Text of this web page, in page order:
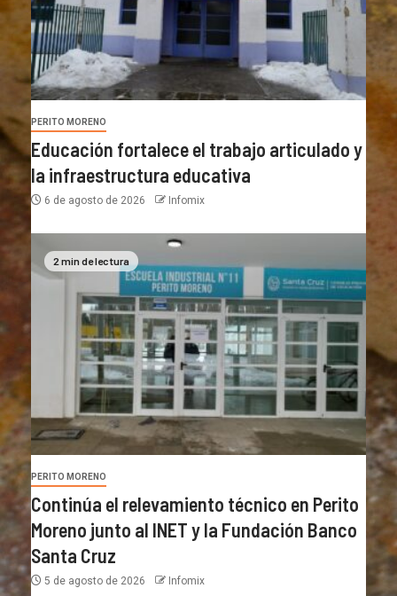
PERITO MORENO
Educación fortalece el trabajo articulado y
la infraestructura educativa
6 de agosto de 2026 Infomix
2 min de lectura
PERITO MORENO
Continúa el relevamiento técnico en Perito
Moreno junto al INET y la Fundación Banco
Santa Cruz
5 de agosto de 2026 Infomix